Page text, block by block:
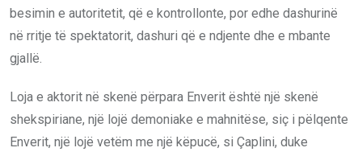
besimin e autoritetit, që e kontrollonte, por edhe dashurinë
në rritje të spektatorit, dashuri që e ndjente dhe e mbante
gjallë.
Loja e aktorit në skenë përpara Enverit është një skenë
shekspiriane, një lojë demoniake e mahnitëse, siç i pëlqente
Enverit, një lojë vetëm me një këpucë, si Çaplini, duke